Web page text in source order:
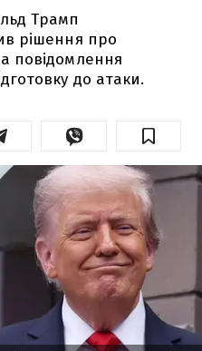
Трамп
рішення про
повідомлення
до атаки.